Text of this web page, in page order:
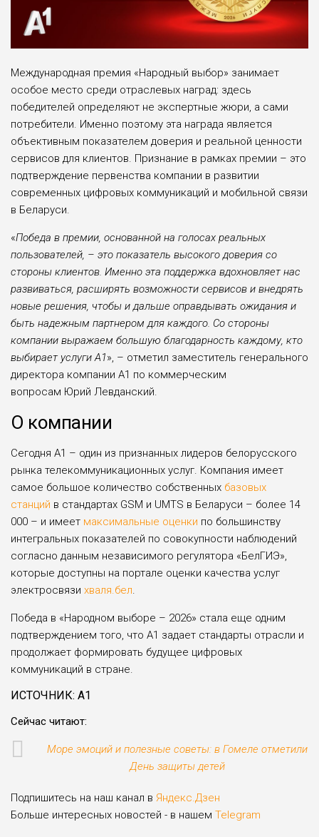
Международная премия «Народный выбор» занимает
особое место среди отраслевых наград: здесь
победителей определяют не экспертные жюри, а сами
потребители. Именно поэтому эта награда является
объективным показателем доверия и реальной ценности
сервисов для клиентов. Признание в рамках премии – это
подтверждение первенства компании в развитии
современных цифровых коммуникаций и мобильной связи
в Беларуси.
«Победа в премии, основанной на голосах реальных
пользователей, – это показатель высокого доверия со
стороны клиентов. Именно эта поддержка вдохновляет нас
развиваться, расширять возможности сервисов и внедрять
новые решения, чтобы и дальше оправдывать ожидания и
быть надежным партнером для каждого. Со стороны
компании выражаем большую благодарность каждому, кто
выбирает услуги А1», – отметил заместитель генерального
директора компании А1 по коммерческим
вопросам Юрий Левданский.
О компании
Сегодня А1 – один из признанных лидеров белорусского
рынка телекоммуникационных услуг. Компания имеет
самое большое количество собственных базовых
станций в стандартах GSM и UMTS в Беларуси – более 14
000 – и имеет максимальные оценки по большинству
интегральных показателей по совокупности наблюдений
согласно данным независимого регулятора «БелГИЭ»,
которые доступны на портале оценки качества услуг
электросвязи хваля.бел.
Победа в «Народном выборе – 2026» стала еще одним
подтверждением того, что А1 задает стандарты отрасли и
продолжает формировать будущее цифровых
коммуникаций в стране.
ИСТОЧНИК: А1
Сейчас читают:
Море эмоций и полезные советы: в Гомеле отметили
День защиты детей
Подпишитесь на наш канал в Яндекс.Дзен
Больше интересных новостей - в нашем Telegram